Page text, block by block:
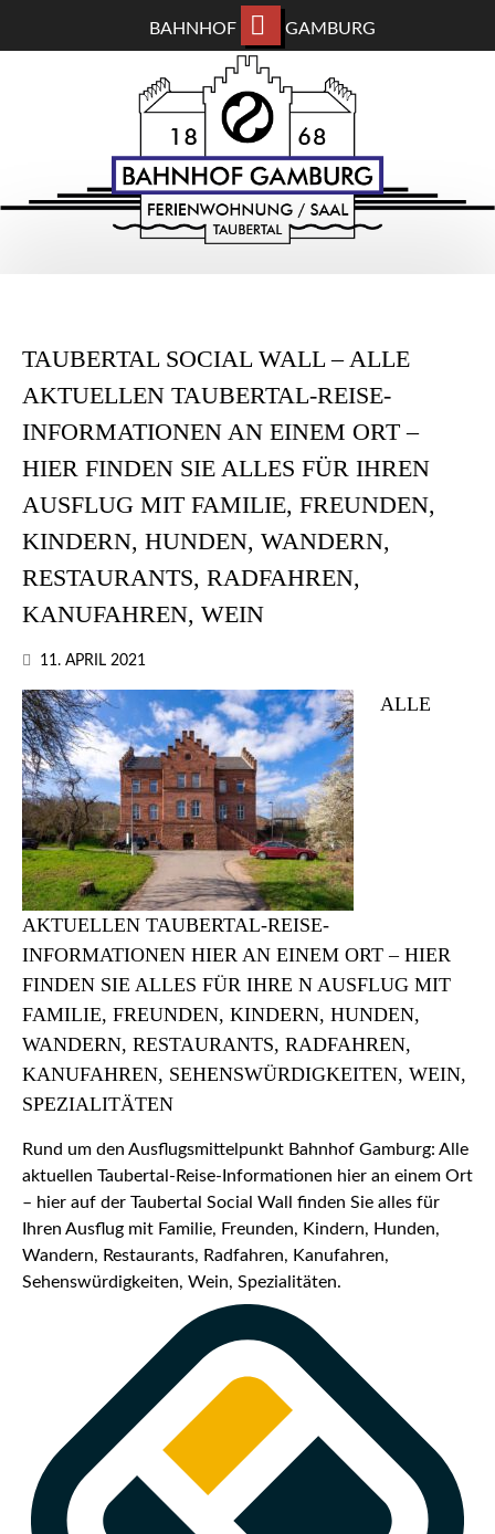
BAHNHOF GAMBURG
BAHNHOF GAMBURG
Ferienwohnung und Eventsaal im Taubertal
TAUBERTAL SOCIAL WALL – ALLE
AKTUELLEN TAUBERTAL-REISE-
INFORMATIONEN AN EINEM ORT –
HIER FINDEN SIE ALLES FÜR IHREN
AUSFLUG MIT FAMILIE, FREUNDEN,
KINDERN, HUNDEN, WANDERN,
RESTAURANTS, RADFAHREN,
KANUFAHREN, WEIN
11. APRIL 2021
ALLE
AKTUELLEN TAUBERTAL-REISE-
INFORMATIONEN HIER AN EINEM ORT – HIER
FINDEN SIE ALLES FÜR IHRE N AUSFLUG MIT
FAMILIE, FREUNDEN, KINDERN, HUNDEN,
WANDERN, RESTAURANTS, RADFAHREN,
KANUFAHREN, SEHENSWÜRDIGKEITEN, WEIN,
SPEZIALITÄTEN
Rund um den Ausflugsmittelpunkt Bahnhof Gamburg: Alle
aktuellen Taubertal-Reise-Informationen hier an einem Ort
– hier auf der Taubertal Social Wall finden Sie alles für
Ihren Ausflug mit Familie, Freunden, Kindern, Hunden,
Wandern, Restaurants, Radfahren, Kanufahren,
Sehenswürdigkeiten, Wein, Spezialitäten.